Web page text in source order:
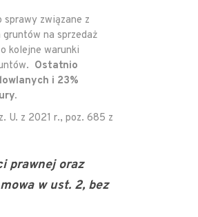
sprawy związane z
gruntów na sprzedaż
kolejne warunki
Ostatnio
i 23%
U. z 2021 r., poz. 685 z
prawnej oraz
w ust. 2, bez